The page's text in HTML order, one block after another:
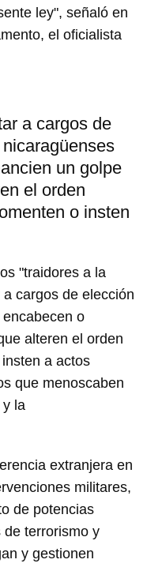
ley", señaló en
el oficialista
a cargos de
un golpe
el orden
o insten
"traidores a la
cargos de elección
o
alteren el orden
a actos
que menoscaben
y la
extranjera en
militares,
de potencias
de terrorismo y
y gestionen